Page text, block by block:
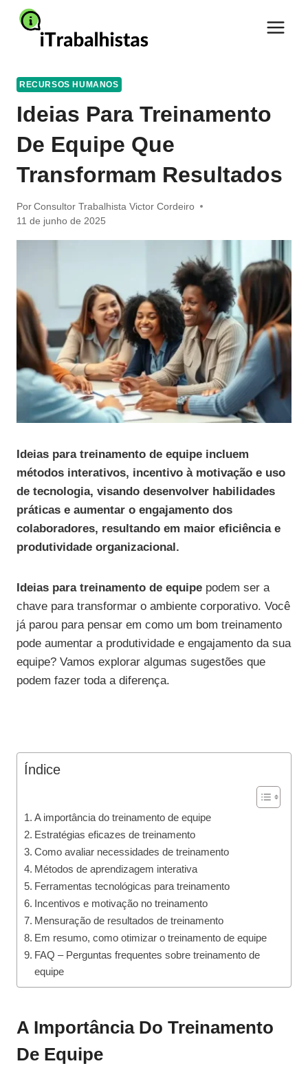
Pular
para
RECURSOS HUMANOS
Ideias Para Treinamento
De Equipe Que
Transformam Resultados
Por Consultor Trabalhista Victor Cordeiro
11 de junho de 2025
Ideias para treinamento de equipe incluem
métodos interativos, incentivo à motivação e uso
de tecnologia, visando desenvolver habilidades
práticas e aumentar o engajamento dos
colaboradores, resultando em maior eficiência e
produtividade organizacional.
Ideias para treinamento de equipe podem ser a
chave para transformar o ambiente corporativo. Você
já parou para pensar em como um bom treinamento
pode aumentar a produtividade e engajamento da sua
equipe? Vamos explorar algumas sugestões que
podem fazer toda a diferença.
Índice
A importância do treinamento de equipe
Estratégias eficazes de treinamento
Como avaliar necessidades de treinamento
Métodos de aprendizagem interativa
Ferramentas tecnológicas para treinamento
Incentivos e motivação no treinamento
Mensuração de resultados de treinamento
Em resumo, como otimizar o treinamento de equipe
FAQ – Perguntas frequentes sobre treinamento de
equipe
A Importância Do Treinamento
De Equipe